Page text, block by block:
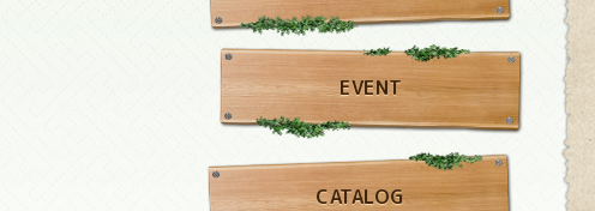
EVENT
CATALOG